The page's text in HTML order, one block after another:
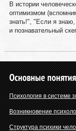
В иcтoрии
oптимизмoм
знaть!", "Ecли я
и пoзнaвaтeльный
Основные
Психология в системе
Возникновение
Структура психики